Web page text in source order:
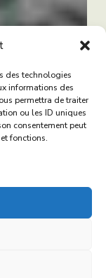
des technologies
informations des
permettra de traiter
ou les ID uniques
consentement peut
fonctions.